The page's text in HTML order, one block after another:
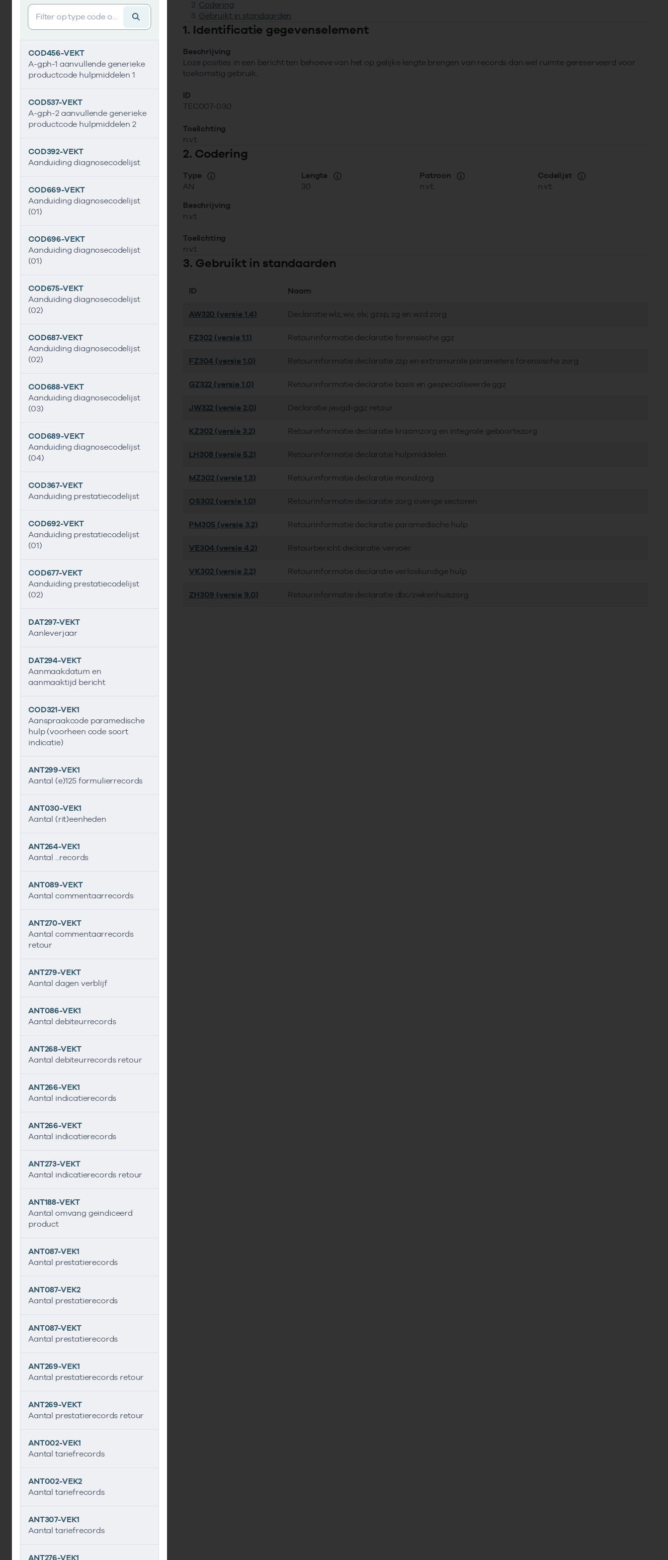
Vind gegevens&shy;element
COD456-VEKT
A-gph-1 aanvullende generieke
productcode hulpmiddelen 1
COD537-VEKT
A-gph-2 aanvullende generieke
productcode hulpmiddelen 2
COD392-VEKT
Aanduiding diagnosecodelijst
COD669-VEKT
Aanduiding diagnosecodelijst
(01)
COD696-VEKT
Aanduiding diagnosecodelijst
(01)
COD675-VEKT
Aanduiding diagnosecodelijst
(02)
COD687-VEKT
Aanduiding diagnosecodelijst
(02)
COD688-VEKT
Aanduiding diagnosecodelijst
(03)
COD689-VEKT
Aanduiding diagnosecodelijst
(04)
COD367-VEKT
Aanduiding prestatiecodelijst
COD692-VEKT
Aanduiding prestatiecodelijst
(01)
COD677-VEKT
Aanduiding prestatiecodelijst
(02)
DAT297-VEKT
Aanleverjaar
DAT294-VEKT
Aanmaakdatum en
aanmaaktijd bericht
COD321-VEK1
Aanspraakcode paramedische
hulp (voorheen code soort
indicatie)
ANT299-VEK1
Aantal (e)125 formulierrecords
ANT030-VEK1
Aantal (rit)eenheden
ANT264-VEK1
Aantal ...records
ANT089-VEKT
Aantal commentaarrecords
ANT270-VEKT
Aantal commentaarrecords
retour
ANT279-VEKT
Aantal dagen verblijf
ANT086-VEK1
Aantal debiteurrecords
ANT268-VEKT
Aantal debiteurrecords retour
ANT266-VEK1
Aantal indicatierecords
ANT266-VEKT
Aantal indicatierecords
ANT273-VEKT
Aantal indicatierecords retour
ANT188-VEKT
Aantal omvang geindiceerd
product
ANT087-VEK1
Aantal prestatierecords
ANT087-VEK2
Aantal prestatierecords
ANT087-VEKT
Aantal prestatierecords
ANT269-VEK1
Aantal prestatierecords retour
ANT269-VEKT
Aantal prestatierecords retour
ANT002-VEK1
Aantal tariefrecords
ANT002-VEK2
Aantal tariefrecords
ANT307-VEK1
Aantal tariefrecords
ANT276-VEK1
Codering
Gebruikt in standaarden
1. Identificatie gegevenselement
Beschrijving
Loze posities in een bericht ten behoeve van het op gelijke lengte brengen van records dan wel ruimte gereserveerd voor
toekomstig gebruik.
ID
TEC007-030
Toelichting
n.v.t.
2. Codering
Type
AN
Lengte
30
Patroon
n.v.t.
Codelijst
n.v.t.
Beschrijving
n.v.t.
Toelichting
n.v.t.
3. Gebruikt in standaarden
ID Naam
AW320 (versie 1.4) Declaratie wlz, wv, elv, gzsp, zg en wzd zorg
FZ302 (versie 1.1) Retourinformatie declaratie forensische ggz
FZ304 (versie 1.0) Retourinformatie declaratie zzp en extramurale parameters forensische zorg
GZ322 (versie 1.0) Retourinformatie declaratie basis en gespecialiseerde ggz
JW322 (versie 2.0) Declaratie jeugd-ggz retour
KZ302 (versie 3.2) Retourinformatie declaratie kraamzorg en integrale geboortezorg
LH308 (versie 5.2) Retourinformatie declaratie hulpmiddelen
MZ302 (versie 1.3) Retourinformatie declaratie mondzorg
OS302 (versie 1.0) Retourinformatie declaratie zorg overige sectoren
PM305 (versie 3.2) Retourinformatie declaratie paramedische hulp
VE304 (versie 4.2) Retourbericht declaratie vervoer
VK302 (versie 2.2) Retourinformatie declaratie verloskundige hulp
ZH309 (versie 9.0) Retourinformatie declaratie dbc/ziekenhuiszorg